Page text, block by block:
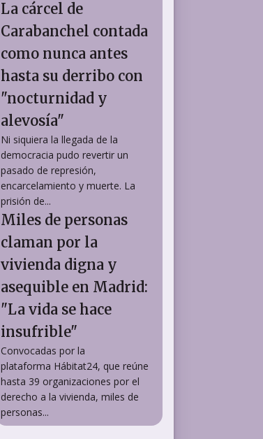
La cárcel de
Carabanchel contada
como nunca antes
hasta su derribo con
"nocturnidad y
alevosía"
Ni siquiera la llegada de la
democracia pudo revertir un
pasado de represión,
encarcelamiento y muerte. La
prisión de...
Miles de personas
claman por la
vivienda digna y
asequible en Madrid:
"La vida se hace
insufrible"
Convocadas por la
plataforma Hábitat24, que reúne
hasta 39 organizaciones por el
derecho a la vivienda, miles de
personas...